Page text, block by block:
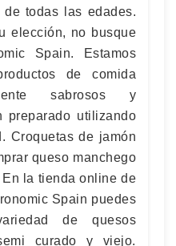
todas las edades.
elección, no busque
Spain. Estamos
de comida
sabrosos y
preparado utilizando
Croquetas de jamón
queso manchego
la tienda online de
Spain puedes
de quesos
curado y viejo.